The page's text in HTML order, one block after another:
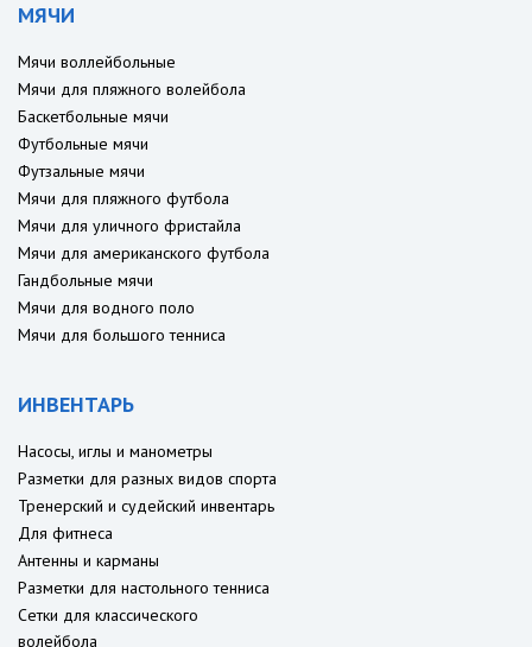
МЯЧИ
Мячи воллейбольные
Мячи для пляжного волейбола
Баскетбольные мячи
Футбольные мячи
Футзальные мячи
Мячи для пляжного футбола
Мячи для уличного фристайла
Мячи для американского футбола
Гандбольные мячи
Мячи для водного поло
Мячи для большого тенниса
ИНВЕНТАРЬ
Насосы, иглы и манометры
Разметки для разных видов спорта
Тренерский и судейский инвентарь
Для фитнеса
Антенны и карманы
Разметки для настольного тенниса
Сетки для классического
волейбола